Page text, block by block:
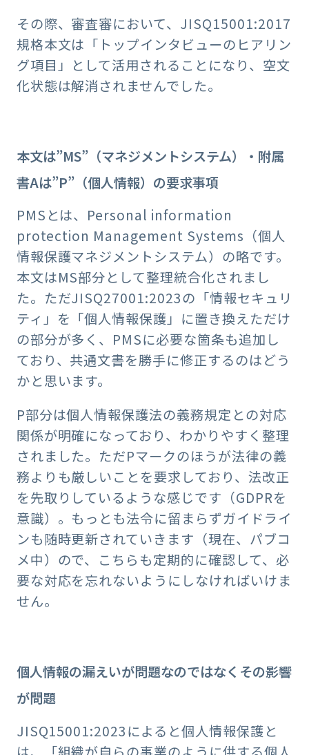
その際、審査審において、JISQ15001:2017
規格本文は「トップインタビューのヒアリン
グ項目」として活用されることになり、空文
化状態は解消されませんでした。
本文は”MS”（マネジメントシステム）・附属
書Aは”P”（個人情報）の要求事項
PMSとは、Personal information
protection Management Systems（個人
情報保護マネジメントシステム）の略です。
本文はMS部分として整理統合化されまし
た。ただJISQ27001:2023の「情報セキュリ
ティ」を「個人情報保護」に置き換えただけ
の部分が多く、PMSに必要な箇条も追加し
ており、共通文書を勝手に修正するのはどう
かと思います。
P部分は個人情報保護法の義務規定との対応
関係が明確になっており、わかりやすく整理
されました。ただPマークのほうが法律の義
務よりも厳しいことを要求しており、法改正
を先取りしているような感じです（GDPRを
意識）。もっとも法令に留まらずガイドライ
ンも随時更新されていきます（現在、パブコ
メ中）ので、こちらも定期的に確認して、必
要な対応を忘れないようにしなければいけま
せん。
個人情報の漏えいが問題なのではなくその影響
が問題
JISQ15001:2023によると個人情報保護と